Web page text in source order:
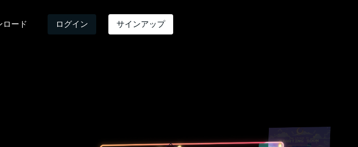
ード ログイン サインアップ